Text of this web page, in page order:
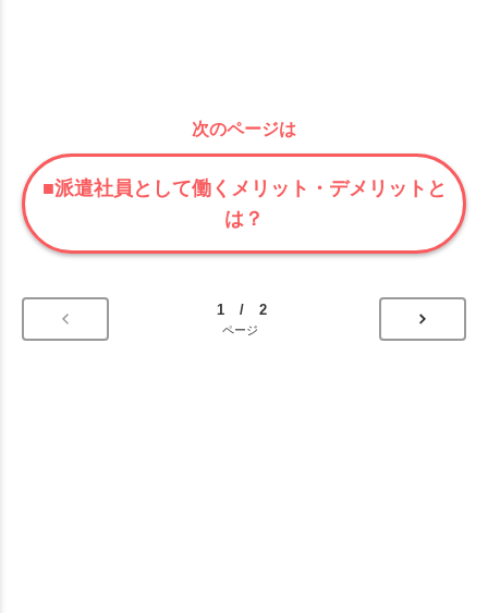
次のページは
■派遣社員として働くメリット・デメリットと
は？
1 / 2
ページ